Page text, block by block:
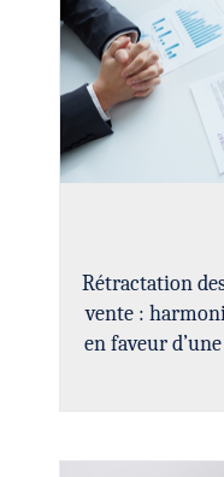
Rétractation
vente :
en faveur